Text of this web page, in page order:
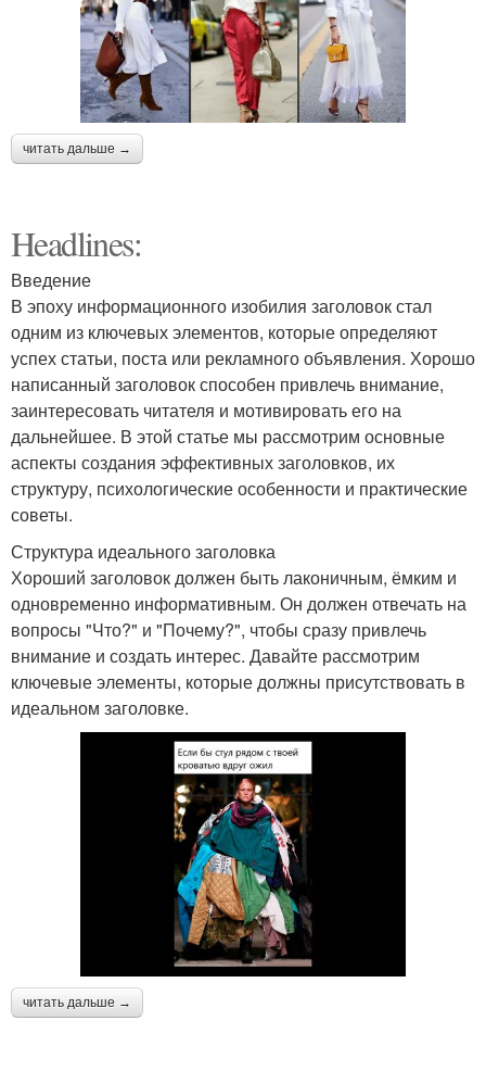
читать дальше →
Headlines:
Введение
В эпоху информационного изобилия заголовок стал
одним из ключевых элементов, которые определяют
успех статьи, поста или рекламного объявления. Хорошо
написанный заголовок способен привлечь внимание,
заинтересовать читателя и мотивировать его на
дальнейшее. В этой статье мы рассмотрим основные
аспекты создания эффективных заголовков, их
структуру, психологические особенности и практические
советы.
Структура идеального заголовка
Хороший заголовок должен быть лаконичным, ёмким и
одновременно информативным. Он должен отвечать на
вопросы "Что?" и "Почему?", чтобы сразу привлечь
внимание и создать интерес. Давайте рассмотрим
ключевые элементы, которые должны присутствовать в
идеальном заголовке.
читать дальше →